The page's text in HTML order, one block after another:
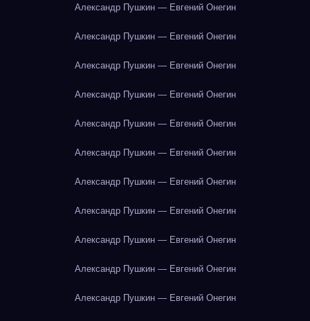
Александр Пушкин — Евгений Онегин
Александр Пушкин — Евгений Онегин
Александр Пушкин — Евгений Онегин
Александр Пушкин — Евгений Онегин
Александр Пушкин — Евгений Онегин
Александр Пушкин — Евгений Онегин
Александр Пушкин — Евгений Онегин
Александр Пушкин — Евгений Онегин
Александр Пушкин — Евгений Онегин
Александр Пушкин — Евгений Онегин
Александр Пушкин — Евгений Онегин